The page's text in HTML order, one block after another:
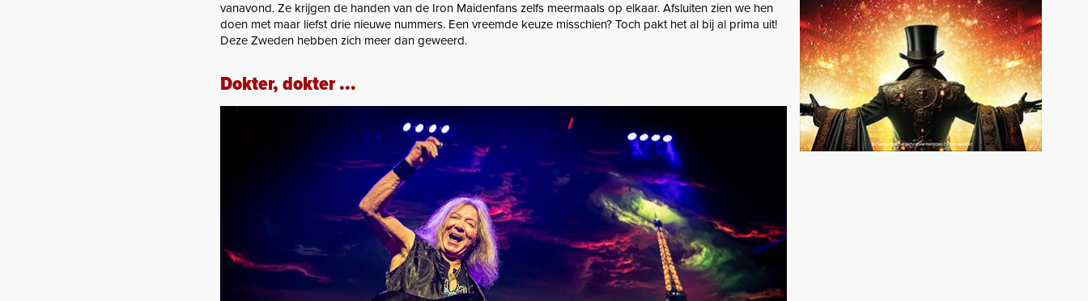
vanavond. Ze krijgen de handen van de Iron Maidenfans zelfs meermaals op elkaar. Afsluiten zien we hen
doen met maar liefst drie nieuwe nummers. Een vreemde keuze misschien? Toch pakt het al bij al prima uit!
Deze Zweden hebben zich meer dan geweerd.
Dokter, dokter ...